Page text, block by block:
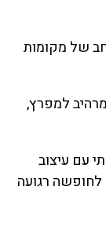
של מקומות
למפרץ,
עם עיצוב
לחופשה רגועה